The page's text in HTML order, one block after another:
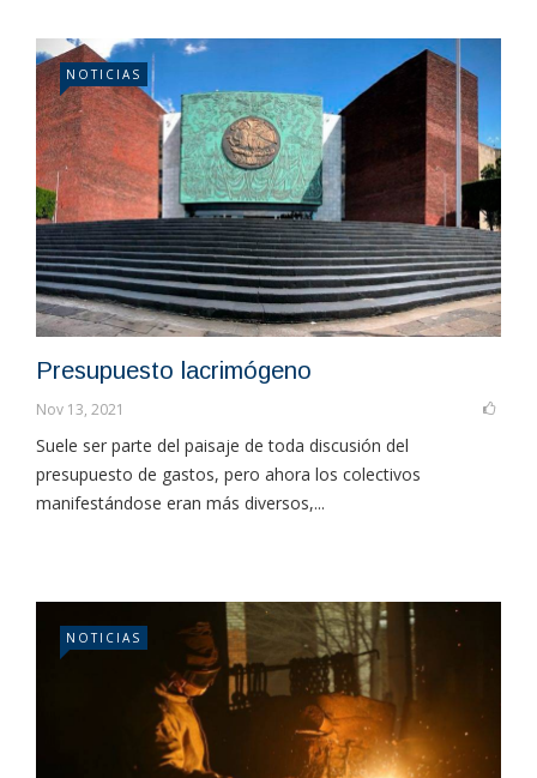
NOTICIAS
Presupuesto lacrimógeno
Nov 13, 2021
Suele ser parte del paisaje de toda discusión del
presupuesto de gastos, pero ahora los colectivos
manifestándose eran más diversos,...
NOTICIAS